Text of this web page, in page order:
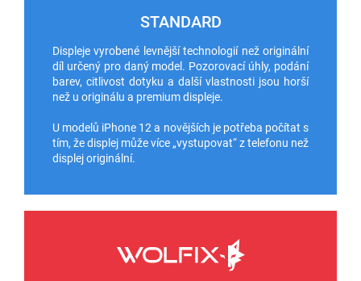
STANDARD
Displeje vyrobené levnější technologií než originální
díl určený pro daný model. Pozorovací úhly, podání
barev, citlivost dotyku a další vlastnosti jsou horší
než u originálu a premium displeje.
U modelů iPhone 12 a novějších je potřeba počítat s
tím, že displej může více „vystupovat“ z telefonu než
displej originální.